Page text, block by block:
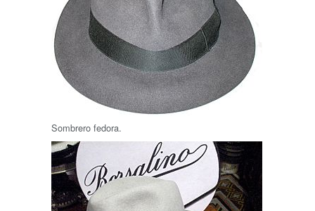
Sombrero fedora.